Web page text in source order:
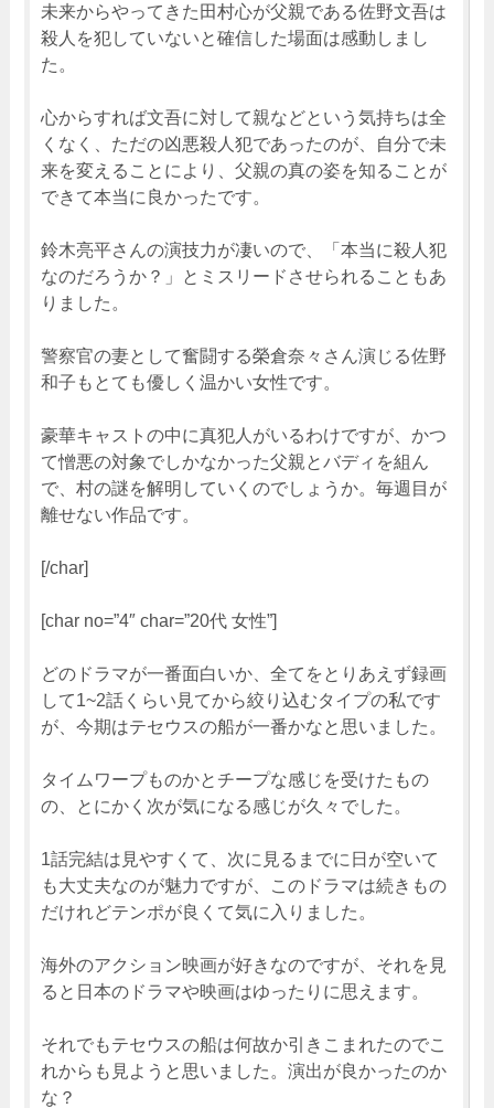
未来からやってきた田村心が父親である佐野文吾は
殺人を犯していないと確信した場面は感動しまし
た。
心からすれば文吾に対して親などという気持ちは全
くなく、ただの凶悪殺人犯であったのが、自分で未
来を変えることにより、父親の真の姿を知ることが
できて本当に良かったです。
鈴木亮平さんの演技力が凄いので、「本当に殺人犯
なのだろうか？」とミスリードさせられることもあ
りました。
警察官の妻として奮闘する榮倉奈々さん演じる佐野
和子もとても優しく温かい女性です。
豪華キャストの中に真犯人がいるわけですが、かつ
て憎悪の対象でしかなかった父親とバディを組ん
で、村の謎を解明していくのでしょうか。毎週目が
離せない作品です。
[/char]
[char no=”4″ char=”20代 女性”]
どのドラマが一番面白いか、全てをとりあえず録画
して1~2話くらい見てから絞り込むタイプの私です
が、今期はテセウスの船が一番かなと思いました。
タイムワープものかとチープな感じを受けたもの
の、とにかく次が気になる感じが久々でした。
1話完結は見やすくて、次に見るまでに日が空いて
も大丈夫なのが魅力ですが、このドラマは続きもの
だけれどテンポが良くて気に入りました。
海外のアクション映画が好きなのですが、それを見
ると日本のドラマや映画はゆったりに思えます。
それでもテセウスの船は何故か引きこまれたのでこ
れからも見ようと思いました。演出が良かったのか
な？